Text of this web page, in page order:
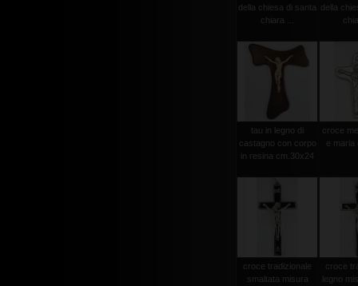
della chiesa di santa
chiara ...
della
tau in legno di
castagno con corpo
in resina cm.30x24
croce
e maria
croce tradizionale
smaltata misura
croce
legno